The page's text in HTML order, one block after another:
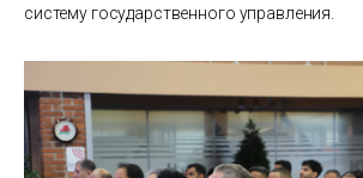
систему государственного управления.